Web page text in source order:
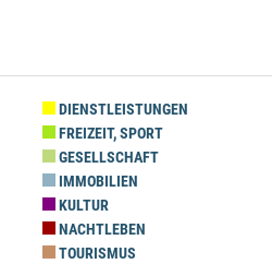
DIENSTLEISTUNGEN
FREIZEIT, SPORT
GESELLSCHAFT
IMMOBILIEN
KULTUR
NACHTLEBEN
TOURISMUS